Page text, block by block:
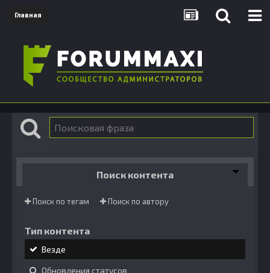
Главная
Поиск контента
Поиск по тегам Поиск по автору
Тип контента
Везде
Обновления статусов